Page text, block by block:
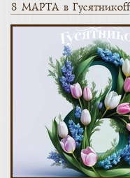
8 МАРТА в Гусятникоff